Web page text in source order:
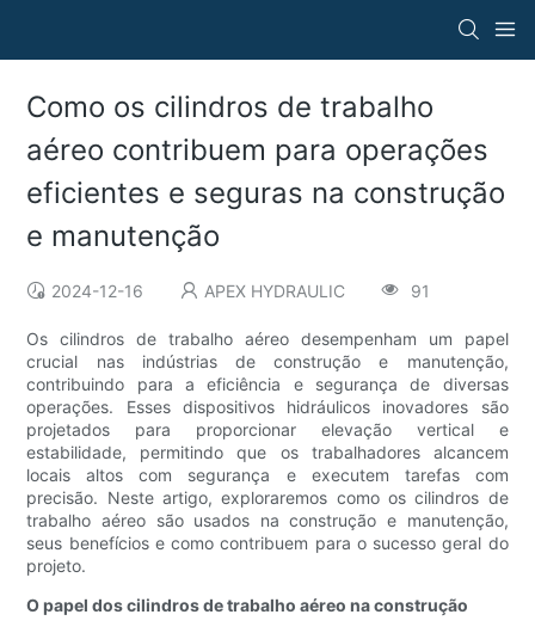
Como os cilindros de trabalho
aéreo contribuem para operações
eficientes e seguras na construção
e manutenção
2024-12-16 APEX HYDRAULIC 91
Os cilindros de trabalho aéreo desempenham um papel
crucial nas indústrias de construção e manutenção,
contribuindo para a eficiência e segurança de diversas
operações. Esses dispositivos hidráulicos inovadores são
projetados para proporcionar elevação vertical e
estabilidade, permitindo que os trabalhadores alcancem
locais altos com segurança e executem tarefas com
precisão. Neste artigo, exploraremos como os cilindros de
trabalho aéreo são usados ​​na construção e manutenção,
seus benefícios e como contribuem para o sucesso geral do
projeto.
O papel dos cilindros de trabalho aéreo na construção